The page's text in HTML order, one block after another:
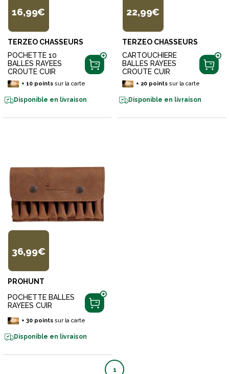
16,99€
TERZEO CHASSEURS
POCHETTE 10
BALLES RAYEES
CROUTE CUIR
+ 10pointssur la carte
Disponible en livraison
22,99€
TERZEO CHASSEURS
CARTOUCHIERE
BALLES RAYEES
CROUTE CUIR
+ 20pointssur la carte
Disponible en livraison
36,99€
PROHUNT
POCHETTE BALLES
RAYEES CUIR
+ 30pointssur la carte
Disponible en livraison
1